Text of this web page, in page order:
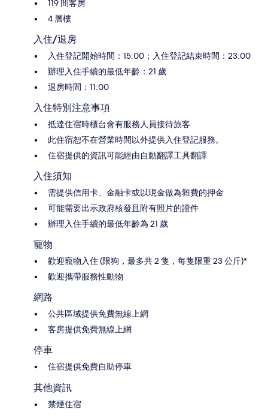
119 間客房
4 層樓
入住/退房
入住登記開始時間：15:00；入住登記結束時間：23:00
辦理入住手續的最低年齡：21 歲
退房時間：11:00
入住特別注意事項
抵達住宿時櫃台會有服務人員接待旅客
此住宿恕不在營業時間以外提供入住登記服務。
住宿提供的資訊可能經由自動翻譯工具翻譯
入住須知
需提供信用卡、金融卡或以現金做為雜費的押金
可能需要出示政府核發且附有照片的證件
辦理入住手續的最低年齡為 21 歲
寵物
歡迎寵物入住 (限狗，最多共 2 隻，每隻限重 23 公斤)*
歡迎攜帶服務性動物
網路
公共區域提供免費無線上網
客房提供免費無線上網
停車
住宿提供免費自助停車
其他資訊
禁煙住宿